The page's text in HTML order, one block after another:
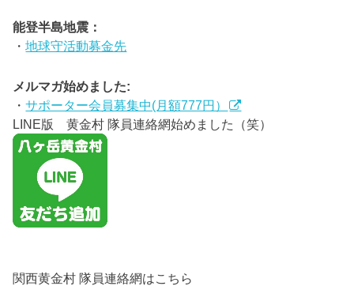
能登半島地震：
・地球守活動募金先
メルマガ始めました:
・サポーター会員募集中(月額777円）
LINE版 黄金村 隊員連絡網始めました（笑）
関西黄金村 隊員連絡網はこちら